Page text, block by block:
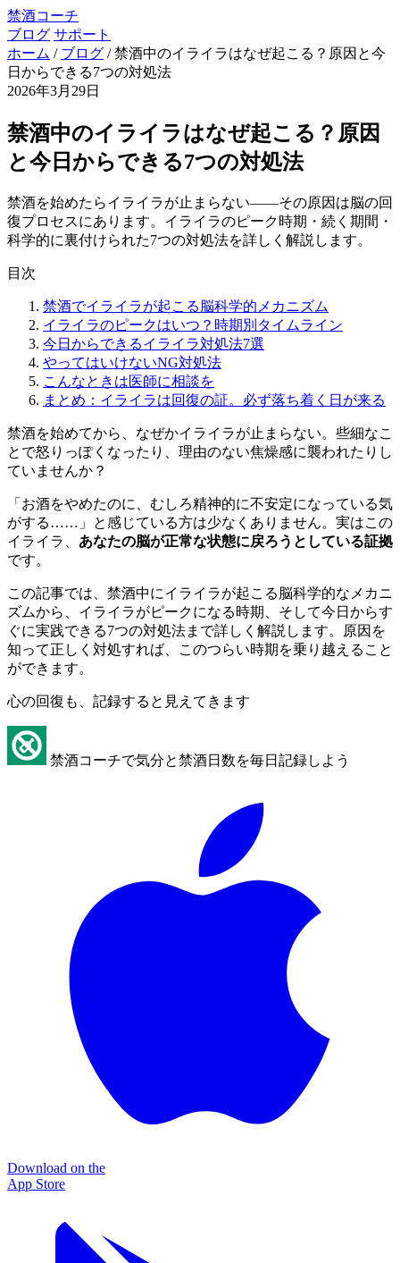
禁酒コーチ
ブログ サポート
ホーム / ブログ / 禁酒中のイライラはなぜ起こる？原因と今
日からできる7つの対処法
2026年3月29日
禁酒中のイライラはなぜ起こる？原因
と今日からできる7つの対処法
禁酒を始めたらイライラが止まらない——その原因は脳の回
復プロセスにあります。イライラのピーク時期・続く期間・
科学的に裏付けられた7つの対処法を詳しく解説します。
目次
禁酒でイライラが起こる脳科学的メカニズム
イライラのピークはいつ？時期別タイムライン
今日からできるイライラ対処法7選
やってはいけないNG対処法
こんなときは医師に相談を
まとめ：イライラは回復の証。必ず落ち着く日が来る
禁酒を始めてから、なぜかイライラが止まらない。些細なこ
とで怒りっぽくなったり、理由のない焦燥感に襲われたりし
ていませんか？
「お酒をやめたのに、むしろ精神的に不安定になっている気
がする……」と感じている方は少なくありません。実はこの
イライラ、 あなたの脳が正常な状態に戻ろうとしている証拠
です。
この記事では、禁酒中にイライラが起こる脳科学的なメカニ
ズムから、イライラがピークになる時期、そして今日からす
ぐに実践できる7つの対処法まで詳しく解説します。原因を
知って正しく対処すれば、このつらい時期を乗り越えること
ができます。
心の回復も、記録すると見えてきます
禁酒コーチで気分と禁酒日数を毎日記録しよう
Download on the
App Store